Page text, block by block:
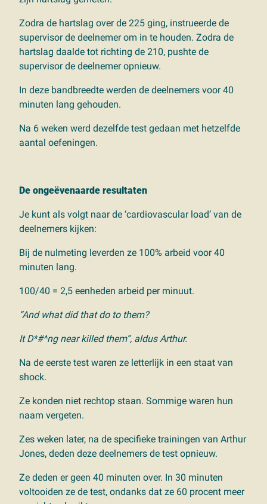
Zodra de hartslag over de 225 ging, instrueerde de
supervisor de deelnemer om in te houden. Zodra de
hartslag daalde tot richting de 210, pushte de
supervisor de deelnemer opnieuw.
In deze bandbreedte werden de deelnemers voor 40
minuten lang gehouden.
Na 6 weken werd dezelfde test gedaan met hetzelfde
aantal oefeningen.
De ongeëvenaarde resultaten
Je kunt als volgt naar de ‘cardiovascular load’ van de
deelnemers kijken:
Bij de nulmeting leverden ze 100% arbeid voor 40
minuten lang.
100/40 = 2,5 eenheden arbeid per minuut.
“And what did that do to them?
It D*#^ng near killed them“, aldus Arthur.
Na de eerste test waren ze letterlijk in een staat van
shock.
Ze konden niet rechtop staan. Sommige waren hun
naam vergeten.
Zes weken later, na de specifieke trainingen van Arthur
Jones, deden deze deelnemers de test opnieuw.
Ze deden er geen 40 minuten over. In 30 minuten
voltooiden ze de test, ondanks dat ze 60 procent meer